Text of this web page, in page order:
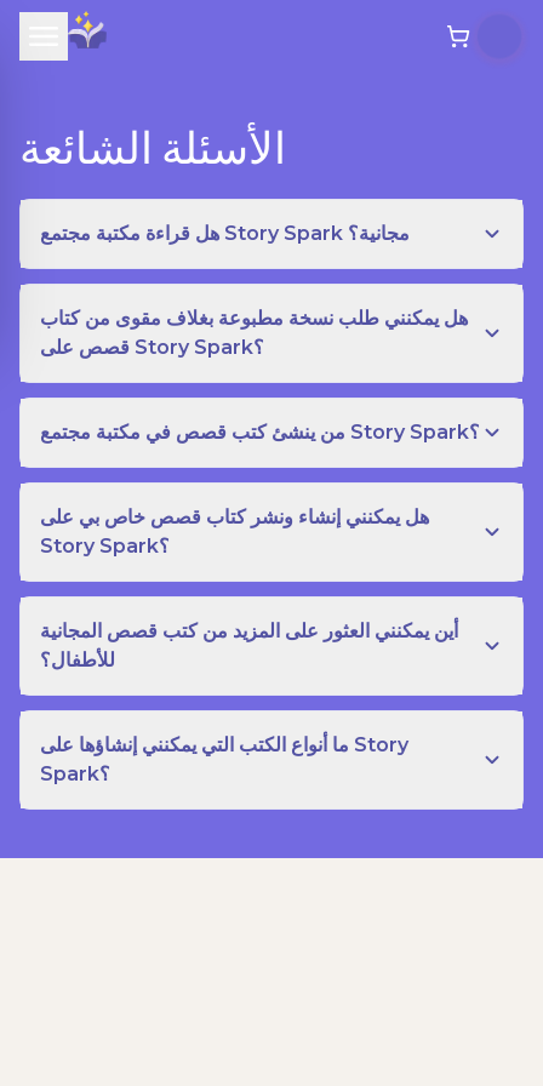
الأسئلة الشائعة
هل قراءة مكتبة مجتمع Story Spark مجانية؟
هل يمكنني طلب نسخة مطبوعة بغلاف مقوى من كتاب
قصص على Story Spark؟
من ينشئ كتب قصص في مكتبة مجتمع Story Spark؟
هل يمكنني إنشاء ونشر كتاب قصص خاص بي على
Story Spark؟
أين يمكنني العثور على المزيد من كتب قصص المجانية
للأطفال؟
ما أنواع الكتب التي يمكنني إنشاؤها على Story
Spark؟